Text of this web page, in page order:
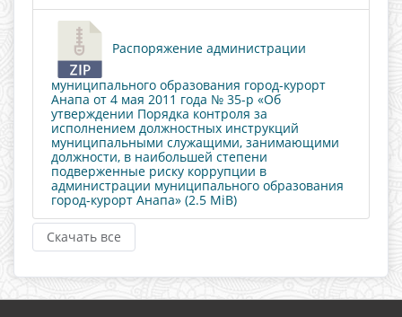
Распоряжение администрации
муниципального образования город-курорт
Анапа от 4 мая 2011 года № 35-р «Об
утверждении Порядка контроля за
исполнением должностных инструкций
муниципальными служащими, занимающими
должности, в наибольшей степени
подверженные риску коррупции в
администрации муниципального образования
город-курорт Анапа» (2.5 MiB)
Скачать все